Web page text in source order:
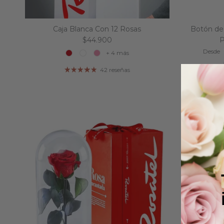
Caja Blanca Con 12 Rosas
Precio normal
$44.900
+ 4 más
42 reseñas
Botón
Desde